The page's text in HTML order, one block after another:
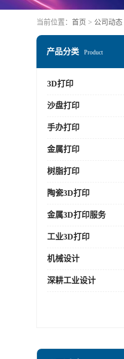
当前位置： 首页 > 公司动态
产品分类 Product
3D打印
沙盘打印
手办打印
金属打印
树脂打印
陶瓷3D打印
金属3D打印服务
工业3D打印
机械设计
深耕工业设计